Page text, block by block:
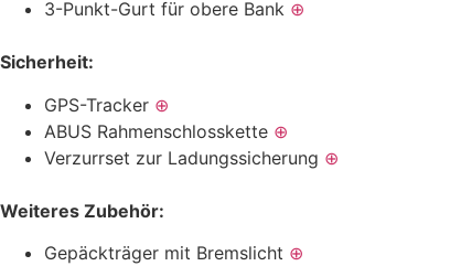
3-Punkt-Gurt für obere Bank ⊕
Sicherheit:
GPS-Tracker ⊕
ABUS Rahmenschlosskette ⊕
Verzurrset zur Ladungssicherung ⊕
Weiteres Zubehör:
Gepäckträger mit Bremslicht ⊕